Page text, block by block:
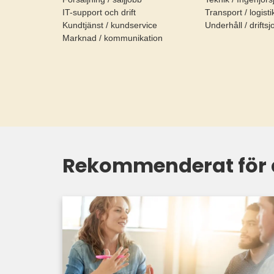
IT-support och drift
Kundtjänst / kundservice
Marknad / kommunikation
Transport /
Underhåll /
Rekommenderat för